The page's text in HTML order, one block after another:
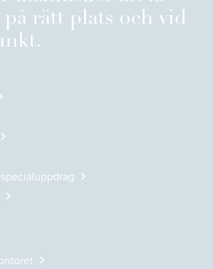
på rätt plats och vid